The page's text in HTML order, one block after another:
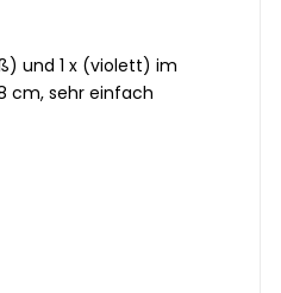
und 1 x (violett) im
cm, sehr einfach